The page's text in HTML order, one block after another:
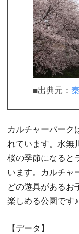
■出典元：
カルチャーパーク
れています。水無
桜の季節になると
います。カルチャ
どの遊具があるお
楽しめる公園です♪
【データ】